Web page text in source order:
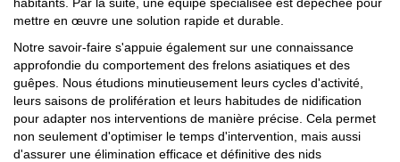
mettre en œuvre une solution rapide et durable.
Notre savoir-faire s'appuie également sur une connaissance
approfondie du comportement des frelons asiatiques et des
guêpes. Nous étudions minutieusement leurs cycles d'activité,
leurs saisons de prolifération et leurs habitudes de nidification
pour adapter nos interventions de manière précise. Cela permet
non seulement d'optimiser le temps d'intervention, mais aussi
d'assurer une élimination efficace et définitive des nids